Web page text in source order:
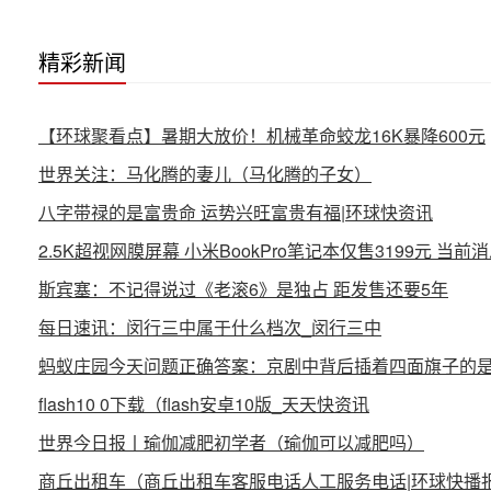
精彩新闻
【环球聚看点】暑期大放价！机械革命蛟龙16K暴降600元
世界关注：马化腾的妻儿（马化腾的子女）
八字带禄的是富贵命 运势兴旺富贵有福|环球快资讯
2.5K超视网膜屏幕 小米BookPro笔记本仅售3199元 当前
斯宾塞：不记得说过《老滚6》是独占 距发售还要5年
每日速讯：闵行三中属于什么档次_闵行三中
蚂蚁庄园今天问题正确答案：京剧中背后插着四面旗子的
flash10 0下载（flash安卓10版_天天快资讯
世界今日报丨瑜伽减肥初学者（瑜伽可以减肥吗）
商丘出租车（商丘出租车客服电话人工服务电话|环球快播